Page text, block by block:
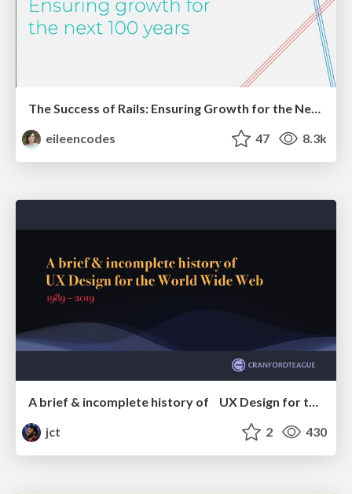
The Success of Rails: Ensuring Growth for the Next 100 Years
eileencodes
47 8.3k
A brief & incomplete history of UX Design for the World Wide Web: 1989–2019
jct
2 430